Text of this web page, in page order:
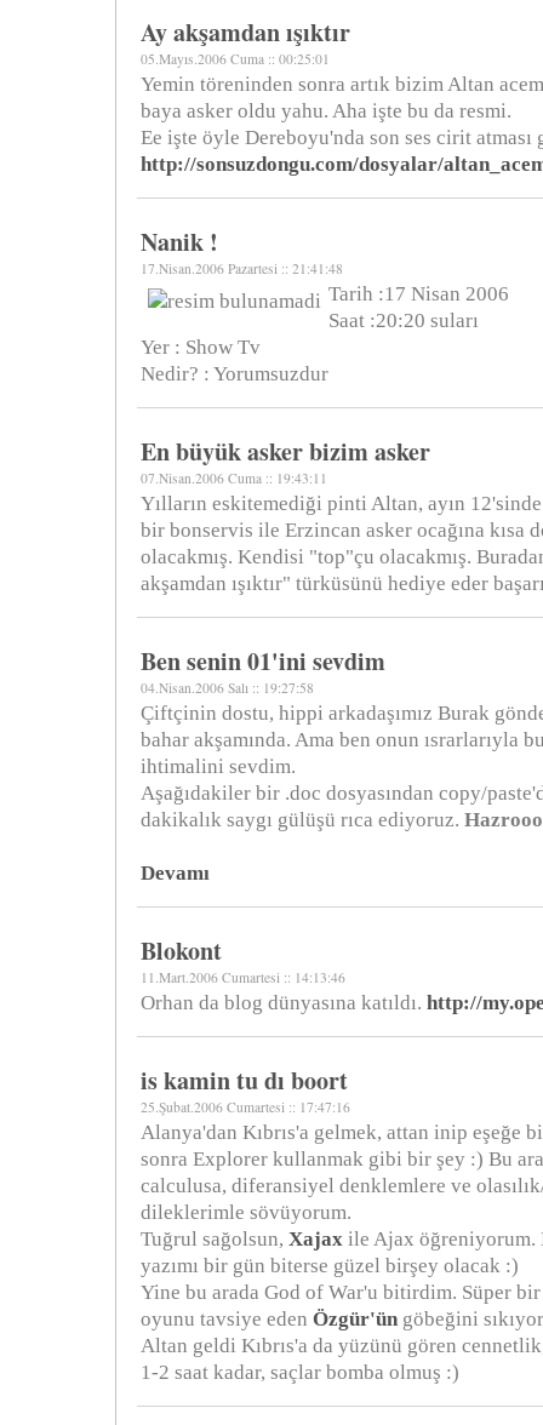
Ay akşamdan ışıktır
05.Mayıs.2006 Cuma :: 00:25:01
Yemin töreninden sonra artık bizim Altan
baya asker oldu yahu. Aha işte bu da resmi.
Ee işte öyle Dereboyu'nda son ses cirit
http://sonsuzdongu.com/dosyalar/
Nanik !
17.Nisan.2006 Pazartesi :: 21:41:48
Tarih :17 Nisan 2006
Saat :20:20 suları
Yer : Show Tv
Nedir? : Yorumsuzdur
En büyük asker bizim asker
07.Nisan.2006 Cuma :: 19:43:11
Yılların eskitemediği pinti Altan, ayın
bir bonservis ile Erzincan asker ocağına kısa
olacakmış. Kendisi "top"çu olacakmış.
akşamdan ışıktır" türküsünü hediye eder
Ben senin 01'ini sevdim
04.Nisan.2006 Salı :: 19:27:58
Çiftçinin dostu, hippi arkadaşımız Burak
bahar akşamında. Ama ben onun ısrarlarıyla
ihtimalini sevdim.
Aşağıdakiler bir .doc dosyasından copy/
dakikalık saygı gülüşü rıca ediyoruz.
Devamı
Blokont
11.Mart.2006 Cumartesi :: 14:13:46
Orhan da blog dünyasına katıldı. http://
is kamin tu dı boort
25.Şubat.2006 Cumartesi :: 17:47:16
Alanya'dan Kıbrıs'a gelmek, attan inip eşeğe
sonra Explorer kullanmak gibi bir şey :) Bu
calculusa, diferansiyel denklemlere ve
dileklerimle sövüyorum.
Tuğrul sağolsun, Xajax ile Ajax öğreniyorum.
yazımı bir gün biterse güzel birşey olacak :)
Yine bu arada God of War'u bitirdim. Süper
oyunu tavsiye eden Özgür'ün göbeğini
Altan geldi Kıbrıs'a da yüzünü gören
1-2 saat kadar, saçlar bomba olmuş :)